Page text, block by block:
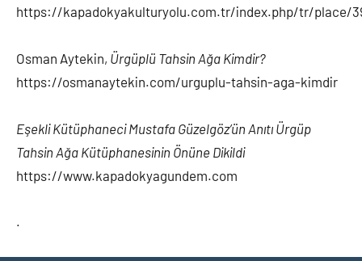
https://kapadokyakulturyolu.com.tr/index.php/tr/place/
Osman Aytekin, Ürgüplü Tahsin Ağa Kimdir?
https://osmanaytekin.com/urguplu-tahsin-aga-kimdir
Eşekli Kütüphaneci Mustafa Güzelgöz’ün Anıtı Ürgüp
Tahsin Ağa Kütüphanesinin Önüne Dikildi
https://www.kapadokyagundem.com
.